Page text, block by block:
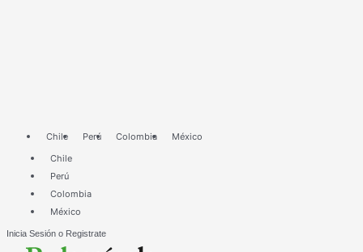
Chile Perú Colombia
México
Chile
Perú
Colombia
México
Inicia Sesión o Registrate
da